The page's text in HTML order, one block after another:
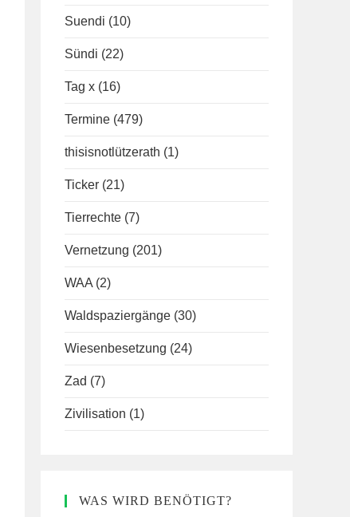
Suendi (10)
Sündi (22)
Tag x (16)
Termine (479)
thisisnotlützerath (1)
Ticker (21)
Tierrechte (7)
Vernetzung (201)
WAA (2)
Waldspaziergänge (30)
Wiesenbesetzung (24)
Zad (7)
Zivilisation (1)
WAS WIRD BENÖTIGT?